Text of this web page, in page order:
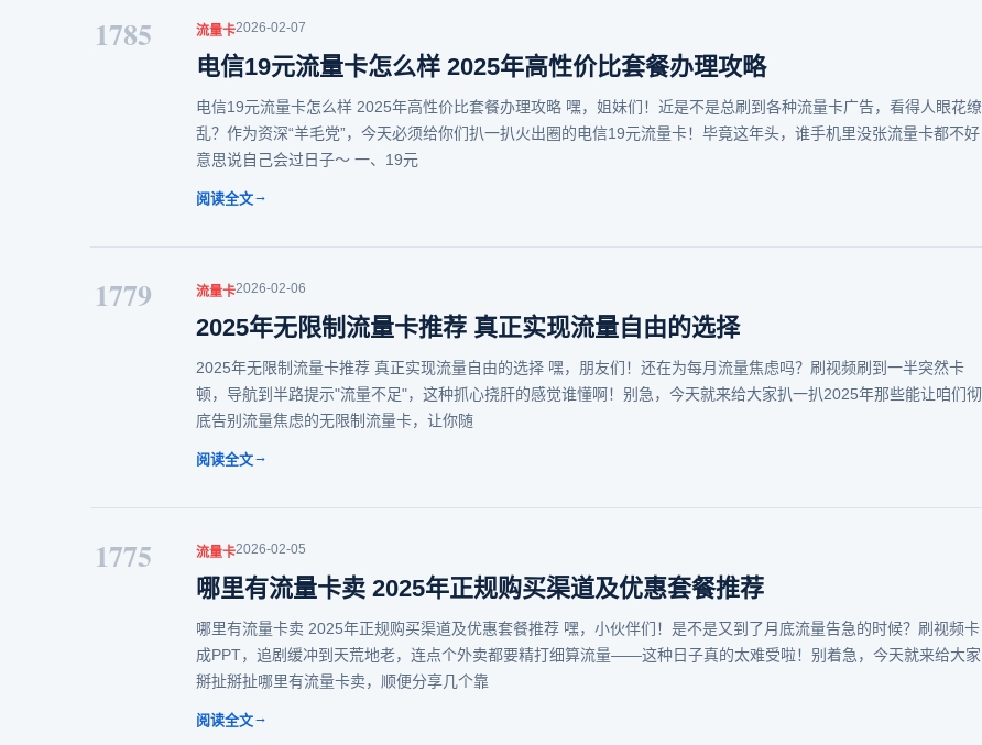
1785 流量卡2026-02-07
电信19元流量卡怎么样 2025年高性价比套餐办理攻略
电信19元流量卡怎么样 2025年高性价比套餐办理攻略 嘿，姐妹们！近是不是总刷到各种流量卡广告，看得人眼花缭
乱？作为资深“羊毛党”，今天必须给你们扒一扒火出圈的电信19元流量卡！毕竟这年头，谁手机里没张流量卡都不好
意思说自己会过日子～ 一、19元
阅读全文→
1779 流量卡2026-02-06
2025年无限制流量卡推荐 真正实现流量自由的选择
2025年无限制流量卡推荐 真正实现流量自由的选择 嘿，朋友们！还在为每月流量焦虑吗？刷视频刷到一半突然卡
顿，导航到半路提示"流量不足"，这种抓心挠肝的感觉谁懂啊！别急，今天就来给大家扒一扒2025年那些能让咱们彻
底告别流量焦虑的无限制流量卡，让你随
阅读全文→
1775 流量卡2026-02-05
哪里有流量卡卖 2025年正规购买渠道及优惠套餐推荐
哪里有流量卡卖 2025年正规购买渠道及优惠套餐推荐 嘿，小伙伴们！是不是又到了月底流量告急的时候？刷视频卡
成PPT，追剧缓冲到天荒地老，连点个外卖都要精打细算流量——这种日子真的太难受啦！别着急，今天就来给大家
掰扯掰扯哪里有流量卡卖，顺便分享几个靠
阅读全文→